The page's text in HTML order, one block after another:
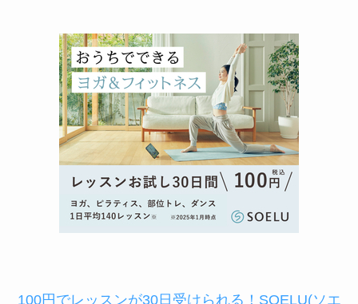
100円でレッスンが30日受けられる！SOELU(ソエ